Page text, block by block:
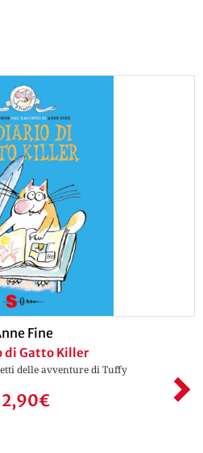
Fine
di Gatto Killer
delle avventure di Tuffy
€